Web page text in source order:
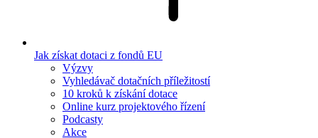
Jak získat dotaci z fondů EU
Výzvy
Vyhledávač dotačních příležitostí
10 kroků k získání dotace
Online kurz projektového řízení
Podcasty
Akce